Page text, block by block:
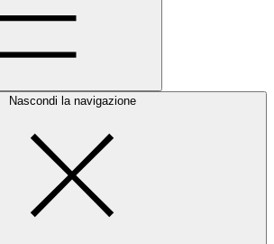
Nascondi la navigazione